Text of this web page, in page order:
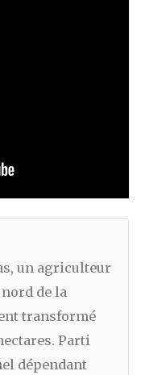
un agriculteur
de la
transformé
Parti
dépendant